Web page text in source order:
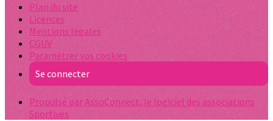
Plan du site
Licences
Mentions légales
CGUV
Paramétrer vos cookies
Se connecter
Propulsé par AssoConnect, le logiciel des associations
Sportives